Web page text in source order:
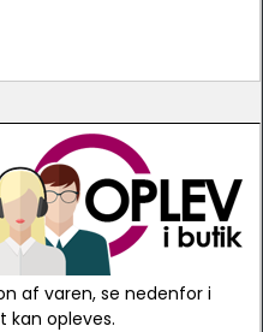
af varen, se nedenfor i
kan opleves.